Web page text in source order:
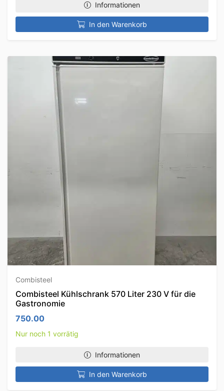
Informationen
In den Warenkorb
Combisteel
Combisteel Kühlschrank 570 Liter 230 V für die
Gastronomie
750.00
Nur noch 1 vorrätig
Informationen
In den Warenkorb